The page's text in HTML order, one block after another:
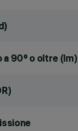
90° o oltre (lm)